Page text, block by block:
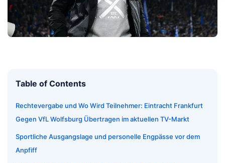
Table of Contents
Rechtevergabe und Wo Wird Teilnehmer: Eintracht Frankfurt
Gegen VfL Wolfsburg Übertragen im aktuellen TV-Markt
Sportliche Ausgangslage und personelle Engpässe vor dem
Anpfiff